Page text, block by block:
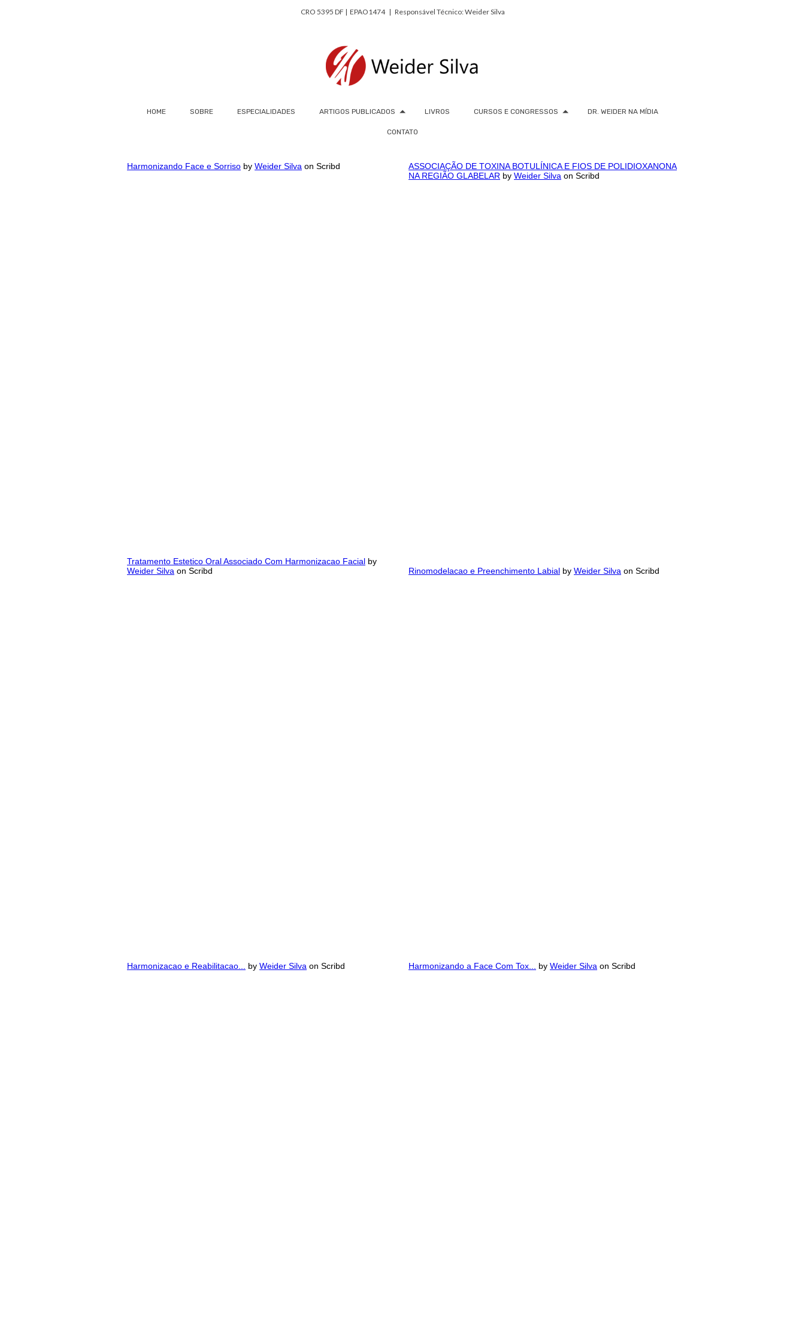
CRO 5395 DF | EPAO1474 | Responsável Técnico: Weider Silva
HOME SOBRE ESPECIALIDADES ARTIGOS PUBLICADOS LIVROS CURSOS E CONGRESSOS DR. WEIDER NA MÍDIA
CONTATO
Harmonizando Face e Sorriso by Weider Silva on Scribd
Tratamento Estetico Oral Associado Com Harmonizacao Facial by
Weider Silva on Scribd
ASSOCIAÇÃO DE TOXINA BOTULÍNICA E FIOS DE POLIDIOXANONA
NA REGIÃO GLABELAR by Weider Silva on Scribd
Rinomodelacao e Preenchimento Labial by Weider Silva on Scribd
Harmonizacao e Reabilitacao... by Weider Silva on Scribd Harmonizando a Face Com Tox... by Weider Silva on Scribd